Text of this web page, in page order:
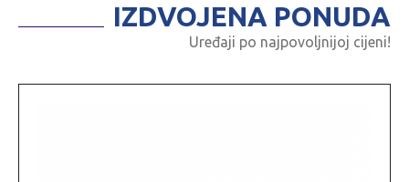
IZDVOJENA PONUDA
Uređaji po najpovoljnijoj cijeni!